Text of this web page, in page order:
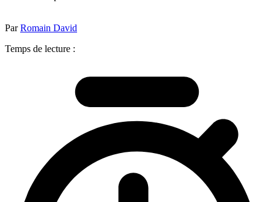
ParRomain David
Temps de lecture :